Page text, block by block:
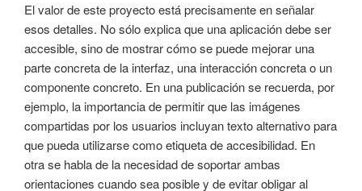
El valor de este proyecto está precisamente en señalar
esos detalles. No sólo explica que una aplicación debe ser
accesible, sino de mostrar cómo se puede mejorar una
parte concreta de la interfaz, una interacción concreta o un
componente concreto. En una publicación se recuerda, por
ejemplo, la importancia de permitir que las imágenes
compartidas por los usuarios incluyan texto alternativo para
que pueda utilizarse como etiqueta de accesibilidad. En
otra se habla de la necesidad de soportar ambas
orientaciones cuando sea posible y de evitar obligar al